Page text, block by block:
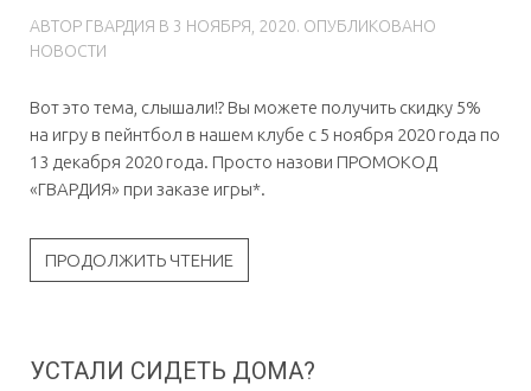
АВТОР ГВAРДИЯ В 3 НОЯБРЯ, 2020. ОПУБЛИКОВАНО
НОВОСТИ
Вот это тема, слышали!? Вы можете получить скидку 5%
на игру в пейнтбол в нашем клубе с 5 ноября 2020 года по
13 декабря 2020 года. Просто назови ПРОМОКОД
«ГВАРДИЯ» при заказе игры*.
ПРОДОЛЖИТЬ ЧТЕНИЕ
УСТАЛИ СИДЕТЬ ДОМА?